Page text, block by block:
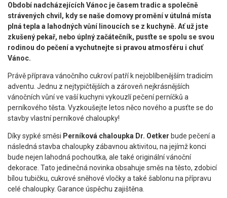
Období nadcházejících Vánoc je časem tradic a společně
strávených chvil, kdy se naše domovy promění v útulná místa
plná tepla a lahodných vůní linoucích se z kuchyně. Ať už jste
zkušený pekař, nebo úplný začátečník, pusťte se spolu se svou
rodinou do pečení a vychutnejte si pravou atmosféru i chuť
Vánoc.
Právě příprava vánočního cukroví patří k nejoblíbenějším tradicím
adventu. Jednu z nejtypičtějších a zároveň nejkrásnějších
vánočních vůní ve vaší kuchyni vykouzlí pečení perníčků a
perníkového těsta. Vyzkoušejte letos něco nového a pusťte se do
stavby vlastní perníkové chaloupky!
Díky sypké směsi Perníková chaloupka Dr. Oetker bude pečení a
následná stavba chaloupky zábavnou aktivitou, na jejímž konci
bude nejen lahodná pochoutka, ale také originální vánoční
dekorace. Tato jedinečná novinka obsahuje směs na těsto, zdobicí
bílou tubičku, cukrové sněhové vločky a také šablonu na přípravu
celé chaloupky. Garance úspěchu zajištěna.